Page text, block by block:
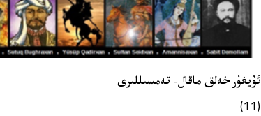
ئۇيغۇر خەلق ماقال- تەمسىللىرى
(11)